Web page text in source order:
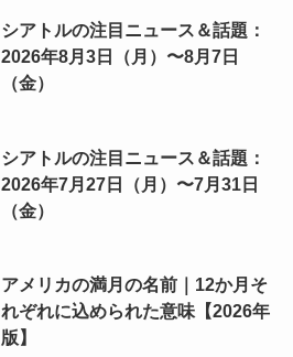
シアトルの注目ニュース＆話題：
2026年8月3日（月）〜8月7日
（金）
シアトルの注目ニュース＆話題：
2026年7月27日（月）〜7月31日
（金）
アメリカの満月の名前｜12か月そ
れぞれに込められた意味【2026年
版】